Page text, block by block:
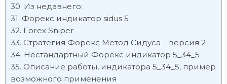
Из недавнего:
Форекс индикатор sidus 5
Forex Sniper
Стратегия Форекс Метод Сидуса – версия 2
Нестандартный Форекс индикатор 5_34_5
Описание работы, индикатора 5_34_5, пример
возможного применения